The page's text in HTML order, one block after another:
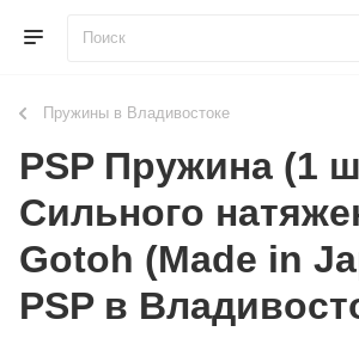
Пружины в Владивостоке
PSP Пружина (1
Сильного
Gotoh (Made in
PSP в